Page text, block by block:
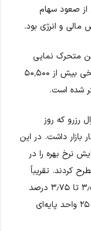
از صعود سهام
و انرژی بود.
متحرک نمایی
۵۰روزه خود قرار دارد، فاصله آن با سقف تاریخی بیش از ۵۰٬۵۰۰
شده است.
رزرو که روز
بازار داشت. در این
نرخ بهره را در
از هدف ۲ درصدی مطرح کردند. تقریباً
تمام اعضا از تثبیت نرخ بهره در محدوده ۳٫۵۰ تا ۳٫۷۵ درصد
حمایت کردند و تنها دو عضو رأی به کاهش ۲۵ واحد پایه‌ای